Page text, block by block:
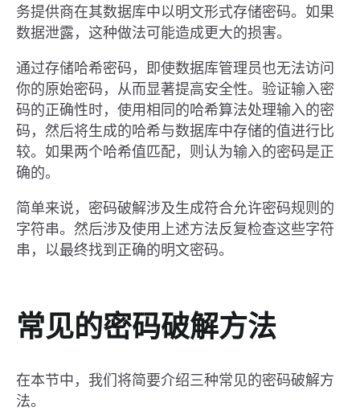
务提供商在其数据库中以明文形式存储密码。如果
数据泄露，这种做法可能造成更大的损害。
通过存储哈希密码，即使数据库管理员也无法访问
你的原始密码，从而显著提高安全性。验证输入密
码的正确性时，使用相同的哈希算法处理输入的密
码，然后将生成的哈希与数据库中存储的值进行比
较。如果两个哈希值匹配，则认为输入的密码是正
确的。
简单来说，密码破解涉及生成符合允许密码规则的
字符串。然后涉及使用上述方法反复检查这些字符
串，以最终找到正确的明文密码。
常见的密码破解方法
在本节中，我们将简要介绍三种常见的密码破解方
法。